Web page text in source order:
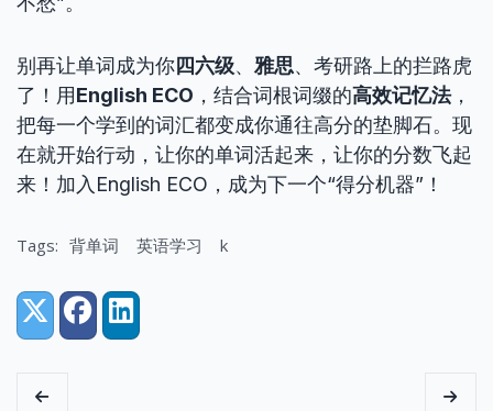
别再让单词成为你四六级、 雅思、考研路上的拦路虎
了！用English ECO ，结合词根词缀的高效记忆法，
把每一个学到的词汇都变成你通往高分的垫脚石。现
在就开始行动，让你的单词活起来，让你的分数飞起
来！加入English ECO，成为下一个“得分机器”！
Tags: 背单词 英语学习 k
Share:
X (Twitter)
FacebookLinkedIn